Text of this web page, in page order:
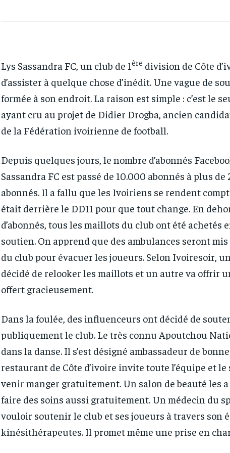
Lys Sassandra FC, un club de 1ère division de Côte
d’assister à quelque chose d’inédit. Une vague de
formée à son endroit. La raison est simple : c’est le
ayant cru au projet de Didier Drogba, ancien
de la Fédération ivoirienne de football.
Depuis quelques jours, le nombre d’abonnés
Sassandra FC est passé de 10.000 abonnés à plus
abonnés. Il a fallu que les Ivoiriens se rendent
était derrière le DD11 pour que tout change. En
d’abonnés, tous les maillots du club ont été achetés
soutien. On apprend que des ambulances seront
du club pour évacuer les joueurs. Selon Ivoiresoir,
décidé de relooker les maillots et un autre va offrir
offert gracieusement.
Dans la foulée, des influenceurs ont décidé de
publiquement le club. Le très connu Apoutchou
dans la danse. Il s’est désigné ambassadeur de
restaurant de Côte d’ivoire invite toute l’équipe et le
venir manger gratuitement. Un salon de beauté les
faire des soins aussi gratuitement. Un médecin du
vouloir soutenir le club et ses joueurs à travers son
kinésithérapeutes. Il promet même une prise en